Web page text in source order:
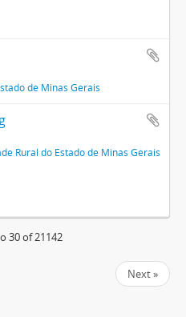
de Minas Gerais
Rural do Estado de Minas Gerais
30 of 21142
Next »